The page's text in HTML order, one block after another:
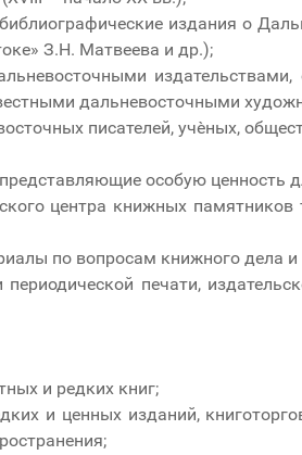
издания о
З.Н. Матвеева и др.);
дальневосточными
писателей, учѐных,
особую ценность
центра книжных памятников
по вопросам книжного дела и
печати,
и редких книг;
и ценных изданий,